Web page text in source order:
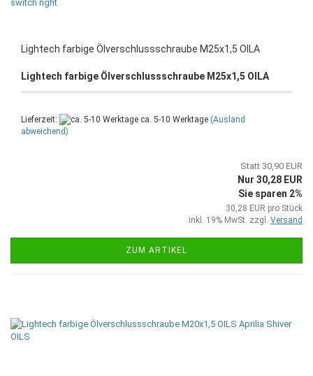
Lightech farbige Ölverschlussschraube M25x1,5 OILA
Lightech farbige Ölverschlussschraube M25x1,5 OILA
Lieferzeit: ca. 5-10 Werktage (Ausland
abweichend)
Statt 30,90 EUR
Nur 30,28 EUR
Sie sparen 2%
30,28 EUR pro Stück
inkl. 19% MwSt. zzgl. Versand
ZUM ARTIKEL